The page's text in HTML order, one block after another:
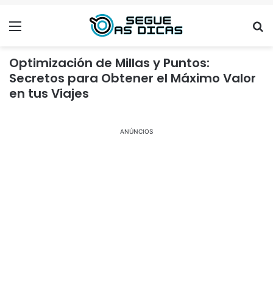
Menu
Optimización de Millas y Puntos:
Secretos para Obtener el Máximo Valor
en tus Viajes
ANÚNCIOS